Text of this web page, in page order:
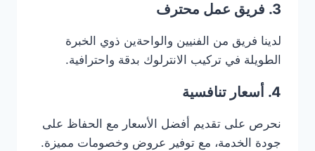
3. فريق عمل محترف
لدينا فريق من الفنيين والواحةين ذوي الخبرة
الطويلة في تركيب الانترلوك بدقة واحترافية.
4. أسعار تنافسية
نحرص على تقديم أفضل الأسعار مع الحفاظ على
جودة الخدمة، مع توفير عروض وخصومات مميزة.